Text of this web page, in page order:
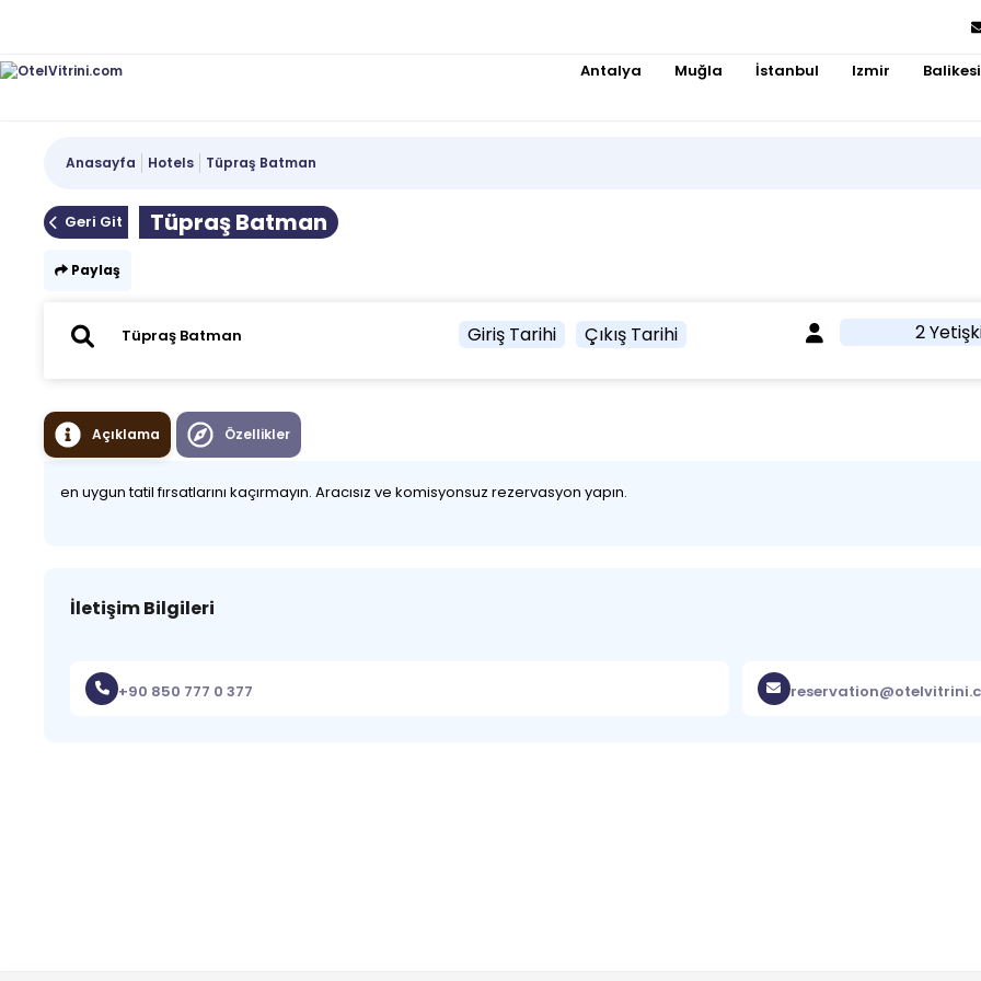
Antalya Muğla İstanbul Izmir
Anasayfa Hotels Tüpraş Batman
Geri Git Tüpraş Batman
Paylaş
Giriş Tarihi Çıkış Tarihi 2
Açıklama Özellikler
en uygun tatil fırsatlarını kaçırmayın. Aracısız ve komisyonsuz rezervasyon yapın.
İletişim Bilgileri
+90 850 777 0 377